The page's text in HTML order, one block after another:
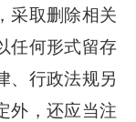
采取删除相关
任何形式留存
、行政法规另
外，还应当注